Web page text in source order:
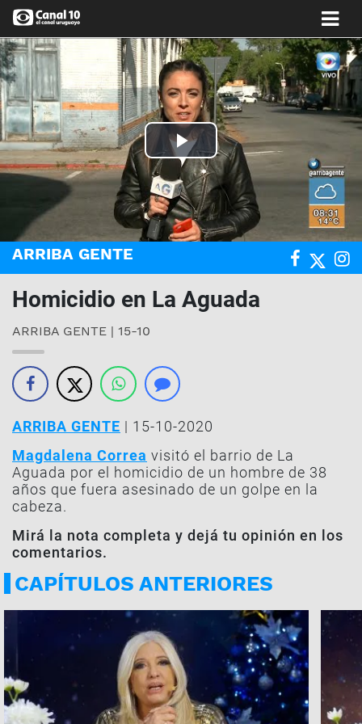
Play
Video
ARRIBA GENTE
Homicidio en La Aguada
ARRIBA GENTE | 15-10
ARRIBA GENTE | 15-10-2020
Magdalena Correa visitó el barrio de La
Aguada por el homicidio de un hombre de 38
años que fuera asesinado de un golpe en la
cabeza.
Mirá la nota completa y dejá tu opinión en los
comentarios.
CAPÍTULOS ANTERIORES